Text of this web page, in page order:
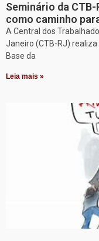
Seminário da
como caminho
A Central dos
Janeiro (CTB-RJ)
Base da
Leia mais »